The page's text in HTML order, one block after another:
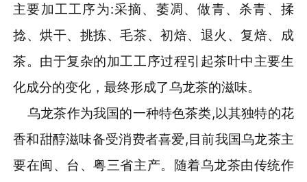
主要加工工序为:采摘、萎凋、做青、杀青、揉
捻、烘干、挑拣、毛茶、初焙、退火、复焙、成
茶。由于复杂的加工工序过程引起茶叶中主要生
化成分的变化，最终形成了乌龙茶的滋味。
乌龙茶作为我国的一种特色茶类,以其独特的花
香和甜醇滋味备受消费者喜爱,目前我国乌龙茶主
要在闽、台、粤三省主产。随着乌龙茶由传统作